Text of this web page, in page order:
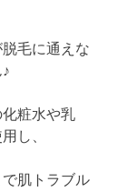
毛に通えな
粧水や乳
し、
肌トラブル